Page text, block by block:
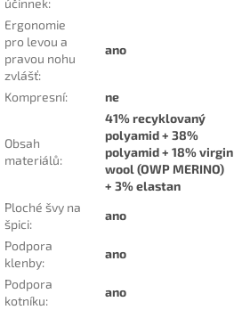
účinnek:
Ergonomie
pro levou a
pravou nohu
zvlášť:
ano
Kompresní: ne
Obsah
materiálů:
41% recyklovaný
polyamid + 38%
polyamid + 18% virgin
wool (OWP MERINO)
+ 3% elastan
Ploché švy na
špici:
ano
Podpora
klenby:
ano
Podpora
kotníku:
ano